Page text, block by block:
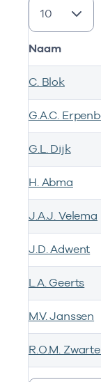
Naam
C. Blok
G.A.C.
G.L. Dijk
H. Abma
J.A.J. Velema
J.D. Adwent
L.A. Geerts
M.V. Janssen
R.O.M.